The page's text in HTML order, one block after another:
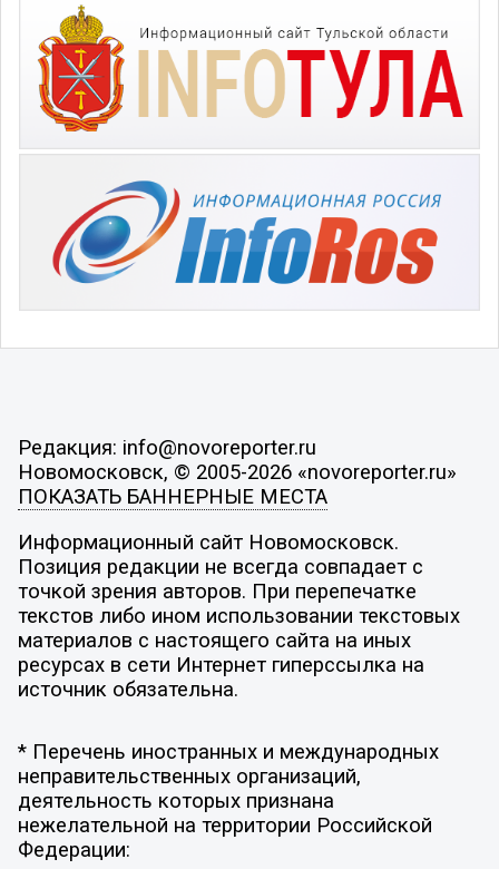
Редакция: info@novoreporter.ru
Новомосковск, © 2005-2026 «novoreporter.ru»
ПОКАЗАТЬ БАННЕРНЫЕ МЕСТА
Информационный сайт Новомосковск.
Позиция редакции не всегда совпадает с
точкой зрения авторов. При перепечатке
текстов либо ином использовании текстовых
материалов с настоящего сайта на иных
ресурсах в сети Интернет гиперссылка на
источник обязательна.
* Перечень иностранных и международных
неправительственных организаций,
деятельность которых признана
нежелательной на территории Российской
Федерации: